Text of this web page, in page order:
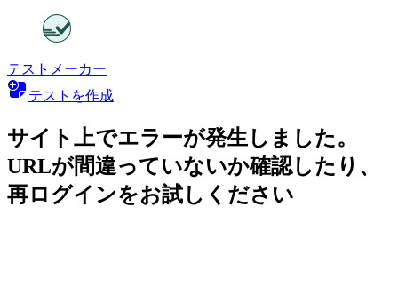
テストメーカー
テストを作成
サイト上でエラーが発生しました。
URLが間違っていないか確認したり、
再ログインをお試しください